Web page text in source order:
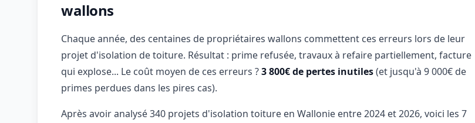
wallons
Chaque année, des centaines de propriétaires wallons commettent ces erreurs lors de leur
projet d'isolation de toiture. Résultat : prime refusée, travaux à refaire partiellement, facture
qui explose... Le coût moyen de ces erreurs ?3 800€ de pertes inutiles(et jusqu'à 9 000€ de
primes perdues dans les pires cas).
Après avoir analysé 340 projets d'isolation toiture en Wallonie entre 2024 et 2026, voici les 7